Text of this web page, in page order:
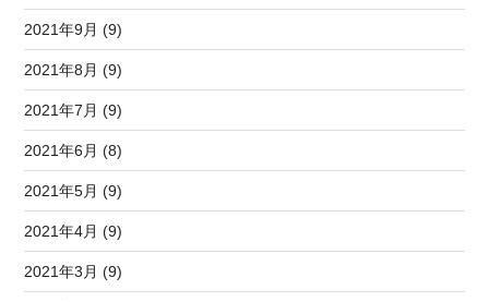
2021年9月 (9)
2021年8月 (9)
2021年7月 (9)
2021年6月 (8)
2021年5月 (9)
2021年4月 (9)
2021年3月 (9)